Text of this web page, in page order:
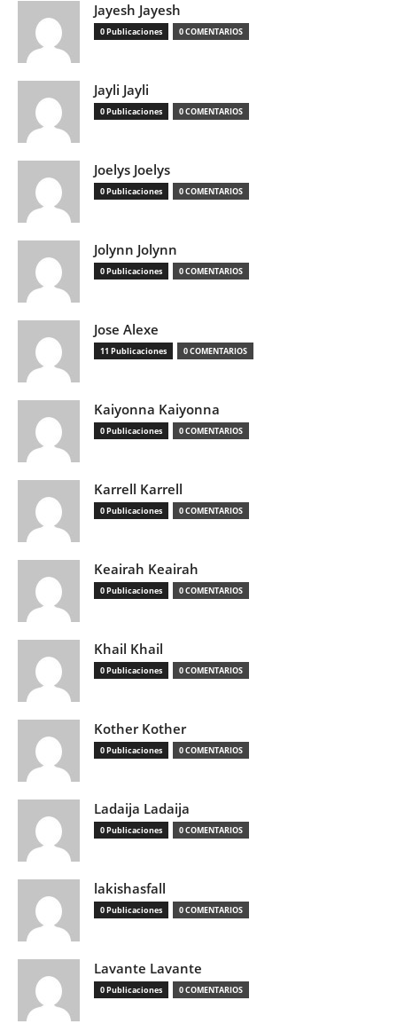
Jayesh Jayesh
0 Publicaciones 0 COMENTARIOS
Jayli Jayli
0 Publicaciones 0 COMENTARIOS
Joelys Joelys
0 Publicaciones 0 COMENTARIOS
Jolynn Jolynn
0 Publicaciones 0 COMENTARIOS
Jose Alexe
11 Publicaciones 0 COMENTARIOS
Kaiyonna Kaiyonna
0 Publicaciones 0 COMENTARIOS
Karrell Karrell
0 Publicaciones 0 COMENTARIOS
Keairah Keairah
0 Publicaciones 0 COMENTARIOS
Khail Khail
0 Publicaciones 0 COMENTARIOS
Kother Kother
0 Publicaciones 0 COMENTARIOS
Ladaija Ladaija
0 Publicaciones 0 COMENTARIOS
lakishasfall
0 Publicaciones 0 COMENTARIOS
Lavante Lavante
0 Publicaciones 0 COMENTARIOS